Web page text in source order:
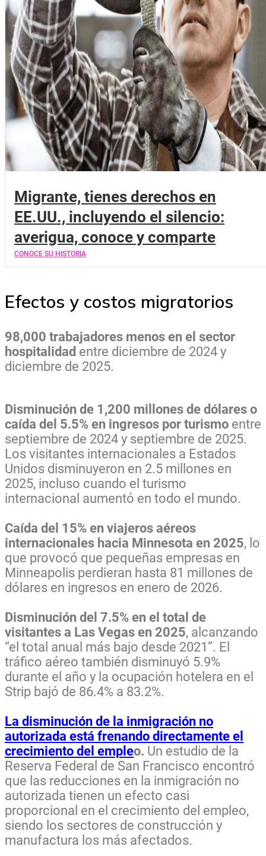
Migrante, tienes derechos en
EE.UU., incluyendo el silencio:
averigua, conoce y comparte
CONOCE SU HISTORIA
Efectos y costos migratorios
98,000 trabajadores menos en el sector
hospitalidad entre diciembre de 2024 y
diciembre de 2025.
Disminución de 1,200 millones de dólares o
caída del 5.5% en ingresos por turismo entre
septiembre de 2024 y septiembre de 2025.
Los visitantes internacionales a Estados
Unidos disminuyeron en 2.5 millones en
2025, incluso cuando el turismo
internacional aumentó en todo el mundo.
Caída del 15% en viajeros aéreos
internacionales hacia Minnesota en 2025, lo
que provocó que pequeñas empresas en
Minneapolis perdieran hasta 81 millones de
dólares en ingresos en enero de 2026.
Disminución del 7.5% en el total de
visitantes a Las Vegas en 2025, alcanzando
“el total anual más bajo desde 2021”. El
tráfico aéreo también disminuyó 5.9%
durante el año y la ocupación hotelera en el
Strip bajó de 86.4% a 83.2%.
La disminución de la inmigración no
autorizada está frenando directamente el
crecimiento del empleo. Un estudio de la
Reserva Federal de San Francisco encontró
que las reducciones en la inmigración no
autorizada tienen un efecto casi
proporcional en el crecimiento del empleo,
siendo los sectores de construcción y
manufactura los más afectados.